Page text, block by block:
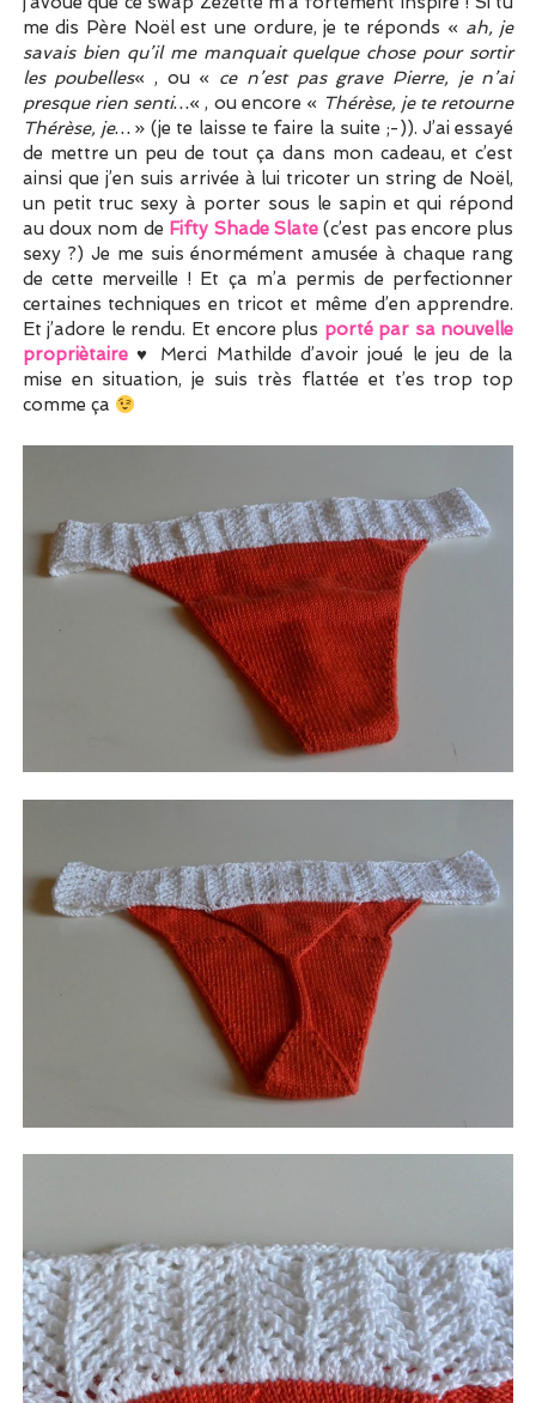
me dis Père Noël est une ordure, je te réponds « ah, je
savais bien qu’il me manquait quelque chose pour sortir
les poubelles« , ou « ce n’est pas grave Pierre, je n’ai
presque rien senti…« , ou encore « Thérèse, je te retourne
Thérèse, je… » (je te laisse te faire la suite ;-)). J’ai essayé
de mettre un peu de tout ça dans mon cadeau, et c’est
ainsi que j’en suis arrivée à lui tricoter un string de Noël,
un petit truc sexy à porter sous le sapin et qui répond
au doux nom de Fifty Shade Slate(c’est pas encore plus
sexy ?) Je me suis énormément amusée à chaque rang
de cette merveille ! Et ça m’a permis de perfectionner
certaines techniques en tricot et même d’en apprendre.
Et j’adore le rendu. Et encore plus porté par sa nouvelle
propriètaire ♥
Merci Mathilde d’avoir joué le jeu de la
mise en situation, je suis très flattée et t’es trop top
comme ça